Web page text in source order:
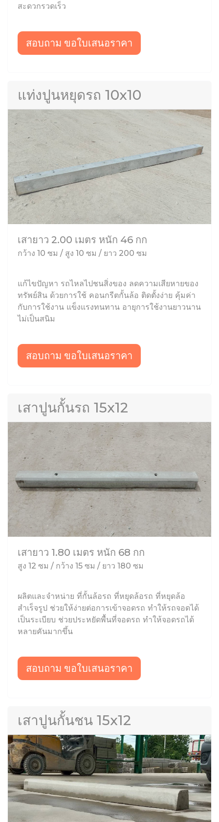
สะดวกรวดเร็ว
สอบถาม ขอใบเสนอราคา
แท่งปูนหยุดรถ 10x10
เสายาว 2.00 เมตร หนัก 46 กก
กว้าง 10 ซม / สูง 10 ซม / ยาว 200 ซม
แก้ไขปัญหา รถไหลไปชนสิ่งของ ลดความเสียหายของ
ทรัพย์สิน ด้วยการใช้ คอนกรีตกั้นล้อ ติดตั้งง่าย คุ้มค่า
กับการใช้งาน แข็งแรงทนทาน อายุการใช้งานยาวนาน
ไม่เป็นสนิม
สอบถาม ขอใบเสนอราคา
เสาปูนกั้นรถ 15x12
เสายาว 1.80 เมตร หนัก 68 กก
สูง 12 ซม / กว้าง 15 ซม / ยาว 180 ซม
ผลิตและจำหน่าย ที่กั้นล้อรถ ที่หยุดล้อรถ ที่หยุดล้อ
สำเร็จรูป ช่วยให้ง่ายต่อการเข้าจอดรถ ทำให้รถจอดได้
เป็นระเบียบ ช่วยประหยัดพื้นที่จอดรถ ทำให้จอดรถได้
หลายคันมากขึ้น
สอบถาม ขอใบเสนอราคา
เสาปูนกั้นชน 15x12